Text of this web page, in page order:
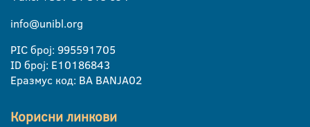
info@unibl.org
PIC број: 995591705
ID број: E10186843
Еразмус код: BA BANJA02
Корисни линкови